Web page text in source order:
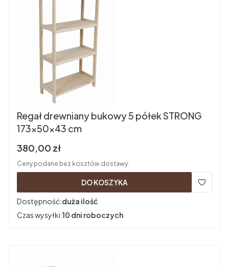
Regał drewniany bukowy 5 półek STRONG
173x50x43 cm
Cena brutto
380,00 zł
Ceny podane bez kosztów dostawy.
DO KOSZYKA
Dostępność:duża ilość
Czas wysyłki:10 dni roboczych